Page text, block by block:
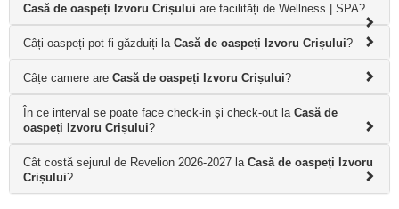
Casă de oaspeți Izvoru Crișului are facilități de Wellness | SPA?
Câți oaspeți pot fi găzduiți la Casă de oaspeți Izvoru Crișului?
Câțe camere are Casă de oaspeți Izvoru Crișului?
În ce interval se poate face check-in și check-out la Casă de
oaspeți Izvoru Crișului?
Cât costă sejurul de Revelion 2026-2027 la Casă de oaspeți Izvoru
Crișului?